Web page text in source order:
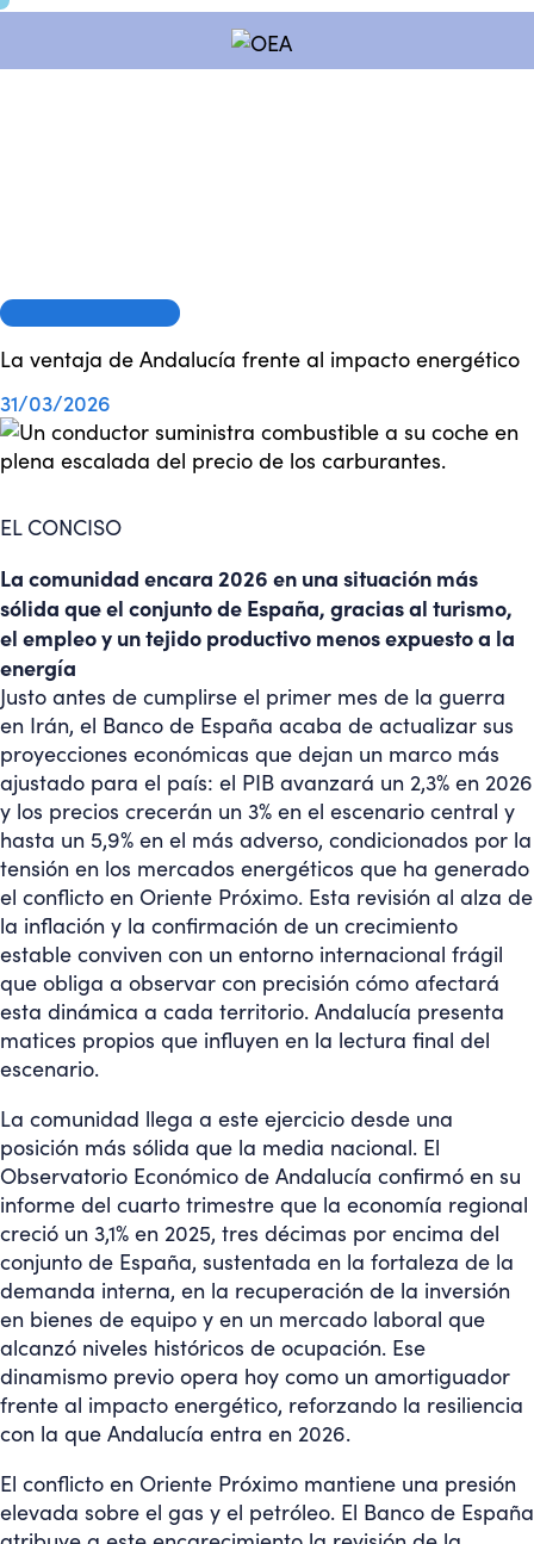
La ventaja de Andalucía frente al impacto energético
31/03/2026
EL CONCISO
La comunidad encara 2026 en una situación más
sólida que el conjunto de España, gracias al turismo,
el empleo y un tejido productivo menos expuesto a la
energía
Justo antes de cumplirse el primer mes de la guerra
en Irán, el Banco de España acaba de actualizar sus
proyecciones económicas que dejan un marco más
ajustado para el país: el PIB avanzará un 2,3% en 2026
y los precios crecerán un 3% en el escenario central y
hasta un 5,9% en el más adverso, condicionados por la
tensión en los mercados energéticos que ha generado
el conflicto en Oriente Próximo. Esta revisión al alza de
la inflación y la confirmación de un crecimiento
estable conviven con un entorno internacional frágil
que obliga a observar con precisión cómo afectará
esta dinámica a cada territorio. Andalucía presenta
matices propios que influyen en la lectura final del
escenario.
La comunidad llega a este ejercicio desde una
posición más sólida que la media nacional. El
Observatorio Económico de Andalucía confirmó en su
informe del cuarto trimestre que la economía regional
creció un 3,1% en 2025, tres décimas por encima del
conjunto de España, sustentada en la fortaleza de la
demanda interna, en la recuperación de la inversión
en bienes de equipo y en un mercado laboral que
alcanzó niveles históricos de ocupación. Ese
dinamismo previo opera hoy como un amortiguador
frente al impacto energético, reforzando la resiliencia
con la que Andalucía entra en 2026.
El conflicto en Oriente Próximo mantiene una presión
elevada sobre el gas y el petróleo. El Banco de España